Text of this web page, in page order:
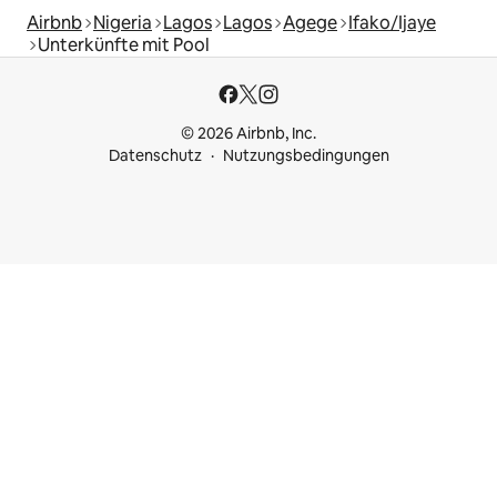
Airbnb Nigeria Lagos Lagos Agege Ifako/Ijaye
Unterkünfte mit Pool
© 2026 Airbnb, Inc.
Datenschutz
Nutzungsbedingungen